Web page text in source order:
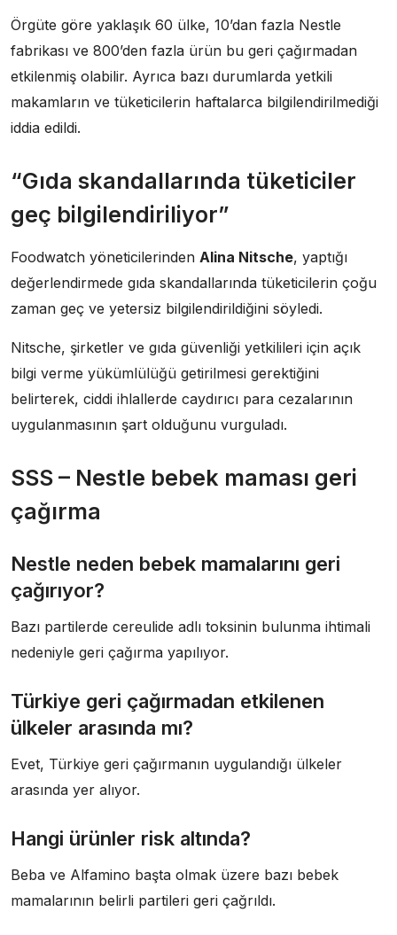
Örgüte göre yaklaşık 60 ülke, 10’dan fazla Nestle
fabrikası ve 800’den fazla ürün bu geri çağırmadan
etkilenmiş olabilir. Ayrıca bazı durumlarda yetkili
makamların ve tüketicilerin haftalarca bilgilendirilmediği
iddia edildi.
“Gıda skandallarında tüketiciler
geç bilgilendiriliyor”
Foodwatch yöneticilerinden Alina Nitsche, yaptığı
değerlendirmede gıda skandallarında tüketicilerin çoğu
zaman geç ve yetersiz bilgilendirildiğini söyledi.
Nitsche, şirketler ve gıda güvenliği yetkilileri için açık
bilgi verme yükümlülüğü getirilmesi gerektiğini
belirterek, ciddi ihlallerde caydırıcı para cezalarının
uygulanmasının şart olduğunu vurguladı.
SSS – Nestle bebek maması geri
çağırma
Nestle neden bebek mamalarını geri
çağırıyor?
Bazı partilerde cereulide adlı toksinin bulunma ihtimali
nedeniyle geri çağırma yapılıyor.
Türkiye geri çağırmadan etkilenen
ülkeler arasında mı?
Evet, Türkiye geri çağırmanın uygulandığı ülkeler
arasında yer alıyor.
Hangi ürünler risk altında?
Beba ve Alfamino başta olmak üzere bazı bebek
mamalarının belirli partileri geri çağrıldı.